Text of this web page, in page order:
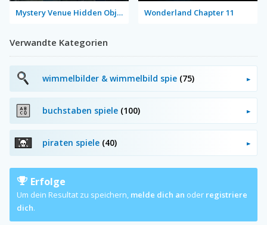
Mystery Venue Hidden Object Wonderland Chapter 11
Verwandte Kategorien
wimmelbilder & wimmelbild spie (75)
buchstaben spiele (100)
piraten spiele (40)
Erfolge
Um dein Resultat zu speichern, melde dich an oder registriere
dich.